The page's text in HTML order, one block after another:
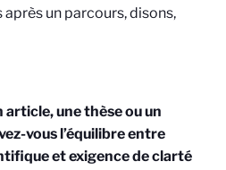
après un parcours, disons,
article, une thèse ou un
vous l’équilibre entre
et exigence de clarté